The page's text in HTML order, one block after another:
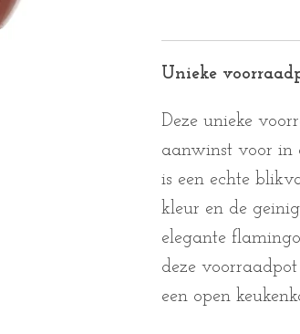
Unieke
Deze unieke
aanwinst voor in
is een echte
kleur en de
elegante
deze
een open